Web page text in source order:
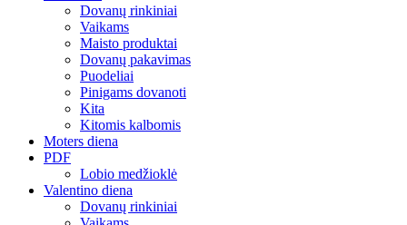
Dovanų rinkiniai
Vaikams
Maisto produktai
Dovanų pakavimas
Puodeliai
Pinigams dovanoti
Kita
Kitomis kalbomis
Moters diena
PDF
Lobio medžioklė
Valentino diena
Dovanų rinkiniai